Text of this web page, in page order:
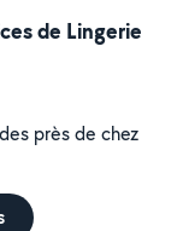
de Lingerie
près de chez